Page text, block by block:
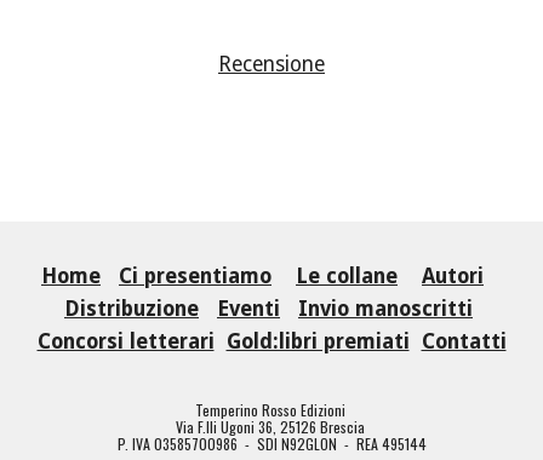
Recensione
Home Ci presentiamo Le collane
Autori
Distribuzione
Eventi
Invio manoscritti
Concorsi letterari Gold:libri premiati Contatti
Temperino Rosso Edizioni
Via F.lli Ugoni 36, 25126 Brescia
P. IVA 03585700986 - SDI N92GLON - REA 495144